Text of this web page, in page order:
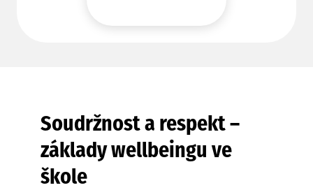
Soudržnost a respekt –
základy wellbeingu ve
škole